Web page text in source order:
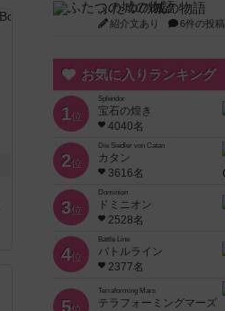
ふたつの城の物語
紹介文あり 6件の投稿
お気に入りランキング
1位
Splendor
宝石の煌き
4040名
2位
Die Siedler von Catan
カタン
3616名
3位
Dominion
ドミニオン
2528名
4位
Battle Line
バトルライン
2377名
5
Terraforming Mars
テラフォーミングマーズ